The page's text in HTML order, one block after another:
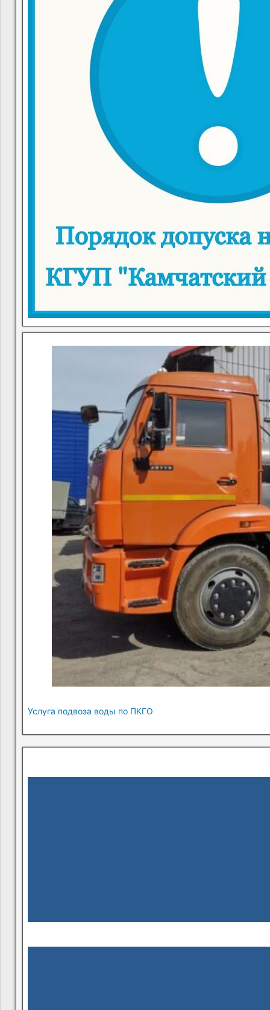
Услуга подвоза воды по ПКГО